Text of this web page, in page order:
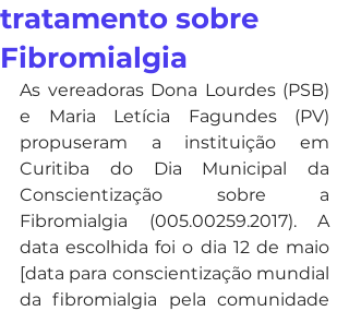
tratamento sobre
Fibromialgia
As vereadoras Dona Lourdes (PSB)
e Maria Letícia Fagundes (PV)
propuseram a instituição em
Curitiba do Dia Municipal da
Conscientização sobre a
Fibromialgia (005.00259.2017). A
data escolhida foi o dia 12 de maio
[data para conscientização mundial
da fibromialgia pela comunidade